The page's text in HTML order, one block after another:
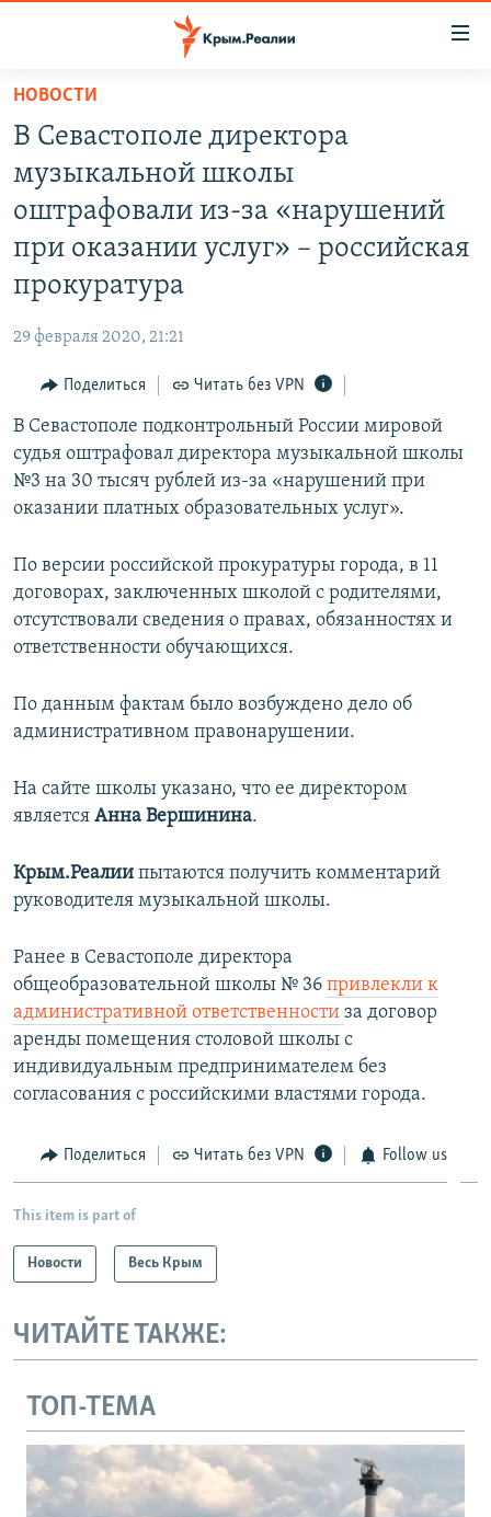
Вернуться
основному
содержанию
Вернутся
главной
навигации
Вернутся
ВОДА
ЕЩЕ
ТЕЛЕПРОЕКТ КРЫМ.РЕАЛИИ
СОВЕТЫ ПРАВОЗАЩИТНИКОВ
ПРОПАВШИЕ БЕЗ ВЕСТИ
ПОБЕДИТЕЛЕЙ НЕ СУДЯТ?
ELIFBE
УКРАИНСКАЯ ПРОБЛЕМА КРЫМА
КАК ОБОЙТИ БЛОКИРОВКУ
Qırımtatar
ПРИСОЕДИНЯЙТЕСЬ!
Все сайты RFE/RL
НОВОСТИ
В Севастополе директора
музыкальной школы
оштрафовали из-за «нарушений
при оказании услуг» – российская
прокуратура
29 февраля 2020, 21:21
Поделиться Читать без VPN
В Севастополе подконтрольный России мировой
судья оштрафовал директора музыкальной школы
№3 на 30 тысяч рублей из-за «нарушений при
оказании платных образовательных услуг».
По версии российской прокуратуры города, в 11
договорах, заключенных школой с родителями,
отсутствовали сведения о правах, обязанностях и
ответственности обучающихся.
По данным фактам было возбуждено дело об
административном правонарушении.
На сайте школы указано, что ее директором
является Анна Вершинина.
Крым.Реалии пытаются получить комментарий
руководителя музыкальной школы.
Ранее в Севастополе директора
общеобразовательной школы № 36 привлекли к
административной ответственности за договор
аренды помещения столовой школы с
индивидуальным предпринимателем без
согласования с российскими властями города.
Поделиться Читать без VPN Follow us
This item is part of
Новости Весь Крым
ЧИТАЙТЕ ТАКЖЕ:
ТОП-ТЕМА